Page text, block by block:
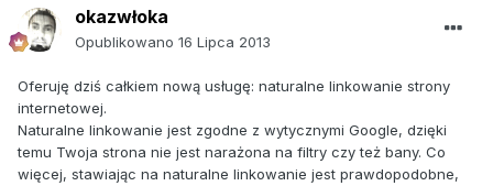
okazwłoka
Opublikowano 16 Lipca 2013
Oferuję dziś całkiem nową usługę: naturalne linkowanie strony
internetowej.
Naturalne linkowanie jest zgodne z wytycznymi Google, dzięki
temu Twoja strona nie jest narażona na filtry czy też bany. Co
więcej, stawiając na naturalne linkowanie jest prawdopodobne,